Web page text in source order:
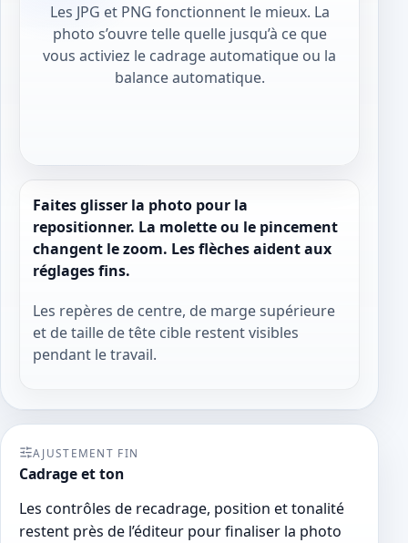
Les JPG et PNG fonctionnent le mieux. La
photo s’ouvre telle quelle jusqu’à ce que
vous activiez le cadrage automatique ou la
balance automatique.
Faites glisser la photo pour la
repositionner. La molette ou le pincement
changent le zoom. Les flèches aident aux
réglages fins.
Les repères de centre, de marge supérieure
et de taille de tête cible restent visibles
pendant le travail.
AJUSTEMENT FIN
Cadrage et ton
Les contrôles de recadrage, position et tonalité
restent près de l’éditeur pour finaliser la photo